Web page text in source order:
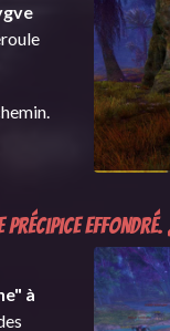
Précipice effondré.
à